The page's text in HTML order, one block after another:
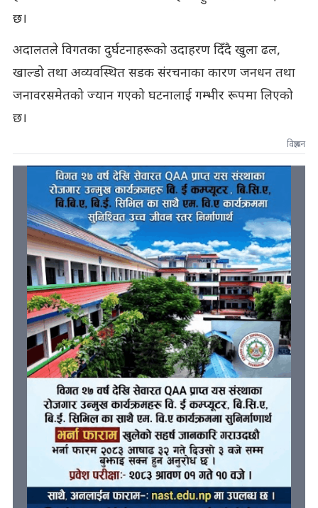
छ।
अदालतले विगतका दुर्घटनाहरूको उदाहरण दिँदै खुला ढल,
खाल्डो तथा अव्यवस्थित सडक संरचनाका कारण जनधन तथा
जनावरसमेतको ज्यान गएको घटनालाई गम्भीर रूपमा लिएको
छ।
विज्ञापन